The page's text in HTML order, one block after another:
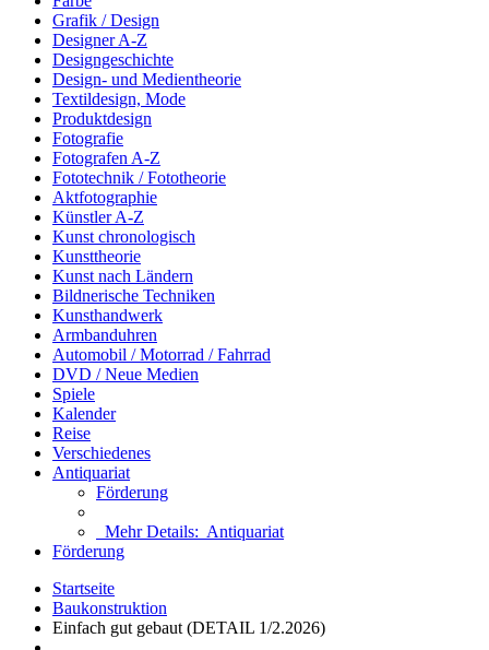
Grafik / Design
Designer A-Z
Designgeschichte
Design- und Medientheorie
Textildesign, Mode
Produktdesign
Fotografie
Fotografen A-Z
Fototechnik / Fototheorie
Aktfotographie
Künstler A-Z
Kunst chronologisch
Kunsttheorie
Kunst nach Ländern
Bildnerische Techniken
Kunsthandwerk
Armbanduhren
Automobil / Motorrad / Fahrrad
DVD / Neue Medien
Spiele
Kalender
Reise
Verschiedenes
Antiquariat
Förderung
Mehr Details: Antiquariat
Förderung
Startseite
Baukonstruktion
Einfach gut gebaut (DETAIL 1/2.2026)